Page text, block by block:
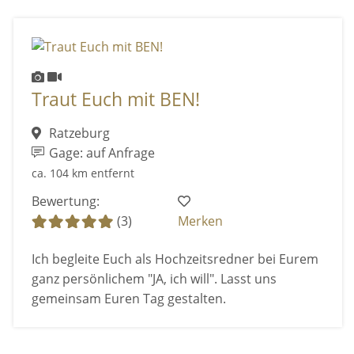
Traut Euch mit BEN!
Ratzeburg
Gage: auf Anfrage
ca. 104 km entfernt
Bewertung:
(3)
Merken
Ich begleite Euch als Hochzeitsredner bei Eurem
ganz persönlichem "JA, ich will". Lasst uns
gemeinsam Euren Tag gestalten.